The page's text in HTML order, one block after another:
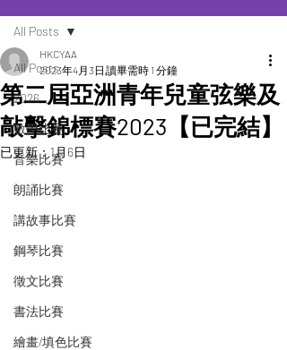
All Posts
2026
數學比賽
音樂比賽
朗誦比賽
講故事比賽
鋼琴比賽
徵文比賽
書法比賽
繪畫/填色比賽
All Posts
第二屆亞洲青年兒童弦樂及
敲擊錦標賽2023【已完結】
HKCYAA
2023年4月3日 讀畢需時 1 分鐘
已更新： 1月6日